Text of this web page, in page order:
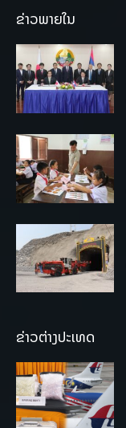
ຂ່າວພາຍໃນ
ຂ່າວຕ່າງປະເທດ